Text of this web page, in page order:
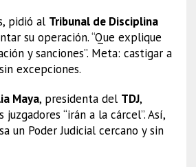
pidió al Tribunal de Disciplina
su operación. “Que explique
y sanciones”. Meta: castigar a
excepciones.
Maya, presidenta del TDJ,
“irán a la cárcel”. Así,
un Poder Judicial cercano y sin